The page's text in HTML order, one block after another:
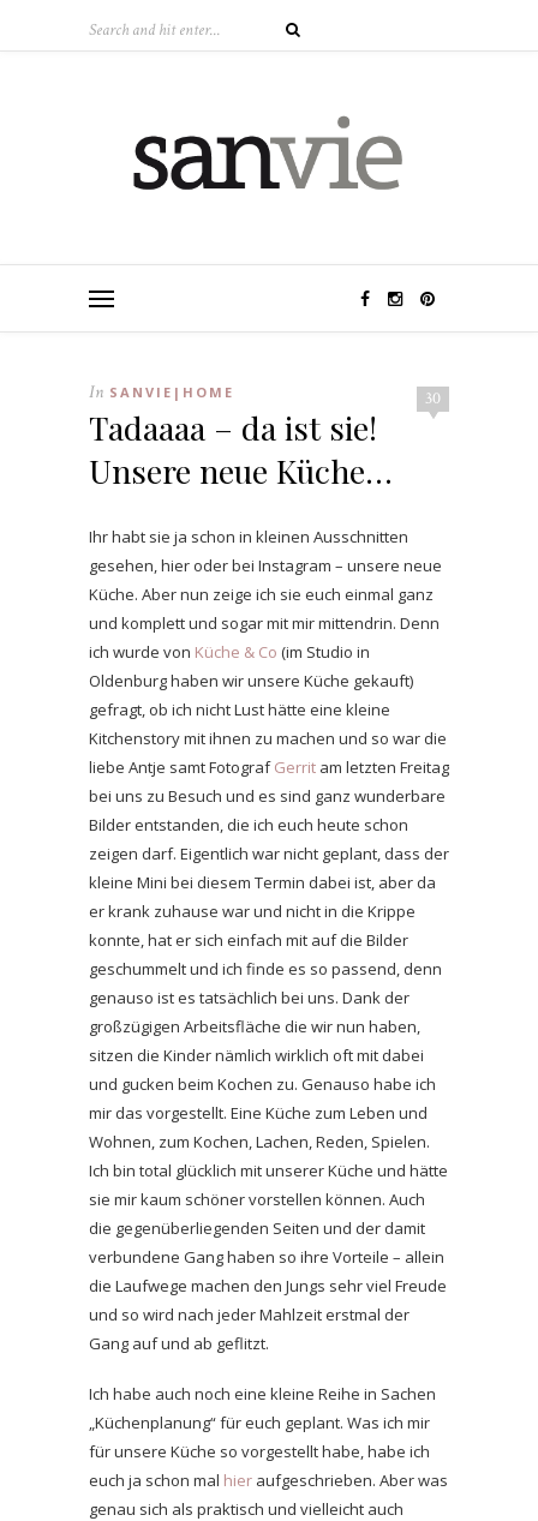
30
In SANVIE|HOME
Tadaaaa – da ist sie!
Unsere neue Küche…
Ihr habt sie ja schon in kleinen Ausschnitten
gesehen, hier oder bei Instagram – unsere neue
Küche. Aber nun zeige ich sie euch einmal ganz
und komplett und sogar mit mir mittendrin. Denn
ich wurde von Küche & Co (im Studio in
Oldenburg haben wir unsere Küche gekauft)
gefragt, ob ich nicht Lust hätte eine kleine
Kitchenstory mit ihnen zu machen und so war die
liebe Antje samt FotografGerrit am letzten Freitag
bei uns zu Besuch und es sind ganz wunderbare
Bilder entstanden, die ich euch heute schon
zeigen darf. Eigentlich war nicht geplant, dass der
kleine Mini bei diesem Termin dabei ist, aber da
er krank zuhause war und nicht in die Krippe
konnte, hat er sich einfach mit auf die Bilder
geschummelt und ich finde es so passend, denn
genauso ist es tatsächlich bei uns. Dank der
großzügigen Arbeitsfläche die wir nun haben,
sitzen die Kinder nämlich wirklich oft mit dabei
und gucken beim Kochen zu. Genauso habe ich
mir das vorgestellt. Eine Küche zum Leben und
Wohnen, zum Kochen, Lachen, Reden, Spielen.
Ich bin total glücklich mit unserer Küche und hätte
sie mir kaum schöner vorstellen können. Auch
die gegenüberliegenden Seiten und der damit
verbundene Gang haben so ihre Vorteile – allein
die Laufwege machen den Jungs sehr viel Freude
und so wird nach jeder Mahlzeit erstmal der
Gang auf und ab geflitzt.
Ich habe auch noch eine kleine Reihe in Sachen
„Küchenplanung“ für euch geplant. Was ich mir
für unsere Küche so vorgestellt habe, habe ich
euch ja schon mal hier aufgeschrieben. Aber was
genau sich als praktisch und vielleicht auch